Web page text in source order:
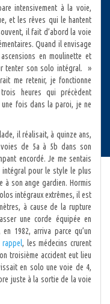
intensivement à la voie,
et les rêves qui le hantent
il fait d’abord la voie
Quand il envisage
en moulinette et
tenter son solo intégral. »
me retenir, je fonctionne
heures qui précèdent
une fois dans la paroi, je ne
il réalisait, à quinze ans,
de 5a à 5b dans son
encordé. Je me sentais
pour le style le plus
son ange gardien. Hormis
intégraux extrêmes, il est
à cause de la rupture
une corde équipée en
1982, arriva parce qu’un
rappel, les médecins crurent
troisième accident eut lieu
en solo une voie de 4,
juste à la sortie de la voie